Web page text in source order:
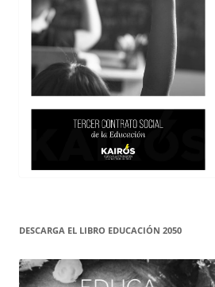
DESCARGA EL LIBRO EDUCACIÓN 2050